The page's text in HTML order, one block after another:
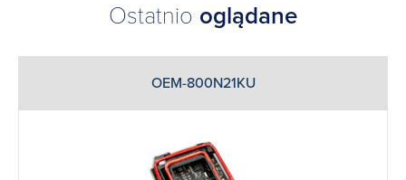
Ostatnio oglądane
OEM-800N21KU